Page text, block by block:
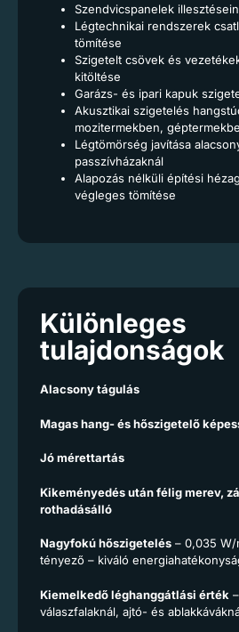
Szendvicspanelek
Légtechnikai rendszerek
tömítése
Szigetelt csövek és
kitöltése
Garázs- és ipari kapuk
Akusztikai szigetelés
mozitermekben,
Légtömörség javítása
passzívházaknál
Alapozás nélküli építési
végleges tömítése
Különleges
tulajdonságok
Alacsony tágulás
Magas hang- és hőszigetelő
Jó mérettartás
Kikeményedés után félig merev,
rothadásálló
Nagyfokú hőszigetelés – 0,035
tényező – kiváló
Kiemelkedő léghanggátlási érték
válaszfalaknál, ajtó- és